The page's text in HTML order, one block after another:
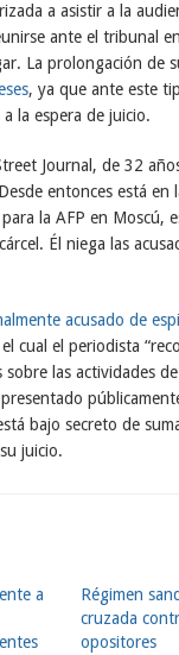
a asistir a la
ante el tribunal
La prolongación de
, ya que ante este
la espera de juicio.
Journal, de 32
entonces está
la AFP en Moscú,
Él niega las
acusado de
cual el periodista
las actividades
bajo secreto de
juicio.
a
Régimen
cruzada
opositores